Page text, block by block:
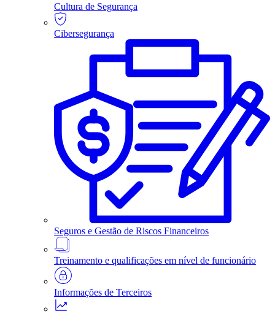
Cultura de Segurança
Cibersegurança
Seguros e Gestão de Riscos Financeiros
Treinamento e qualificações em nível de funcionário
Informações de Terceiros